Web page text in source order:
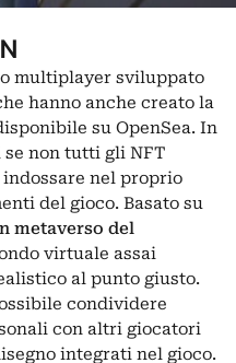
multiplayer sviluppato
hanno anche creato la
su OpenSea. In
non tutti gli NFT
nel proprio
del gioco. Basato su
metaverso del
virtuale assai
al punto giusto.
condividere
con altri giocatori
integrati nel gioco.